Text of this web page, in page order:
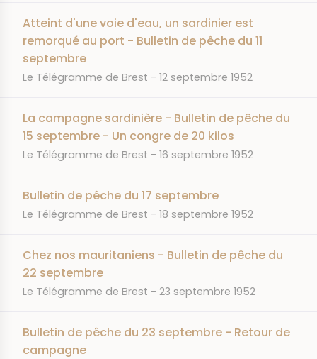
Atteint d'une voie d'eau, un sardinier est
remorqué au port - Bulletin de pêche du 11
septembre
JOURNAL
Le Télégramme de Brest DATE
12 septembre 1952
La campagne sardinière - Bulletin de pêche du
15 septembre - Un congre de 20 kilos
JOURNAL
Le Télégramme de Brest DATE
16 septembre 1952
Bulletin de pêche du 17 septembre
JOURNAL
Le Télégramme de Brest DATE
18 septembre 1952
Chez nos mauritaniens - Bulletin de pêche du
22 septembre
JOURNAL
Le Télégramme de Brest DATE
23 septembre 1952
Bulletin de pêche du 23 septembre - Retour de
campagne